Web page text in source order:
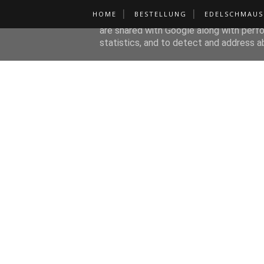
HOME BESTELLUNG EDELSCHMAUS
This site uses cookies from Google to
are shared with Google along with
statistics, and to detect and address